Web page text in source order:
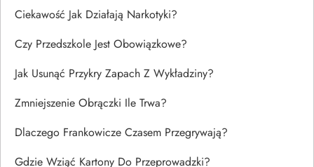
Ciekawość Jak Działają Narkotyki?
Czy Przedszkole Jest Obowiązkowe?
Jak Usunąć Przykry Zapach Z Wykładziny?
Zmniejszenie Obrączki Ile Trwa?
Dlaczego Frankowicze Czasem Przegrywają?
Gdzie Wziąć Kartony Do Przeprowadzki?